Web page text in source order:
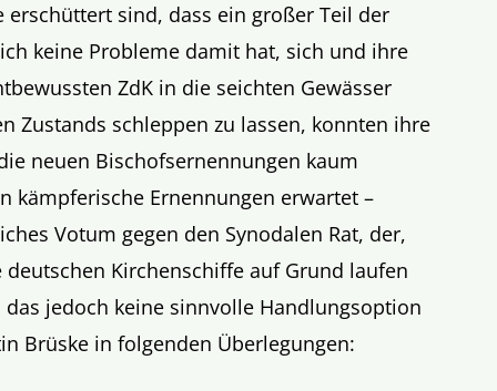
erschüttert sind, dass ein großer Teil der
keine Probleme damit hat, sich und ihre
ZdK in die seichten Gewässer
Zustands schleppen zu lassen, konnten ihre
neuen Bischofsernennungen kaum
kämpferische Ernennungen erwartet –
Votum gegen den Synodalen Rat, der,
Kirchenschiffe auf Grund laufen
jedoch keine sinnvolle Handlungsoption
Brüske in folgenden Überlegungen: